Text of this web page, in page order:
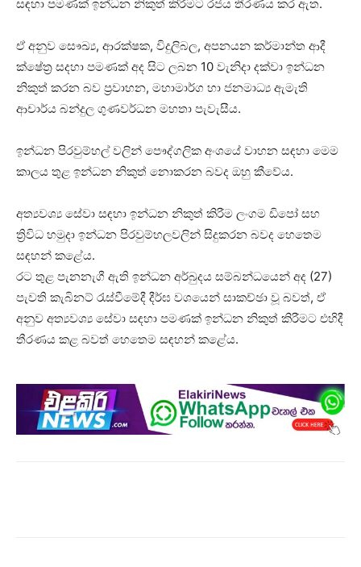
සඳහා පමණක් ඉන්ධන නිකුත් කිරීමට රජය තීරණය කර ඇත.
ඒ අනුව සෞඛ්‍ය, ආරක්ෂක, විදුලිබල, අපනයන කර්මාන්ත ආදී
ක්ෂේත්‍ර සදහා පමණක් අද සිට ලබන 10 වැනිදා දක්වා ඉන්ධන
නිකුත් කරන බව ප්‍රවාහන, මහාමාර්ග හා ජනමාධ්‍ය ඇමැති
ආචාර්ය බන්දුල ගුණවර්ධන මහතා පැවැසීය.
ඉන්ධන පිරවුම්හල් වලින් පෞද්ගලික අංශයේ වාහන සඳහා මෙම
කාලය තුළ ඉන්ධන නිකුත් නොකරන බවද ඔහු කීවේය.
අත්‍යවශ්‍ය සේවා සඳහා ඉන්ධන නිකුත් කිරීම ලංගම ඩිපෝ සහ
ත්‍රිවිධ හමුදා ඉන්ධන පිරවුම්හලවලින් සිදුකරන බවද හෙතෙම
සඳහන් කළේය.
රට තුළ පැනනැගී ඇති ඉන්ධන අර්බුදය සම්බන්ධයෙන් අද (27)
පැවති කැබිනට් රැස්වීමේදී දීර්ඝ වශයෙන් සාකච්ඡා වූ බවත්, ඒ
අනුව අත්‍යවශ්‍ය සේවා සඳහා පමණක් ඉන්ධන නිකුත් කිරීමට එහිදී
තීරණය කළ බවත් හෙතෙම සඳහන් කළේය.